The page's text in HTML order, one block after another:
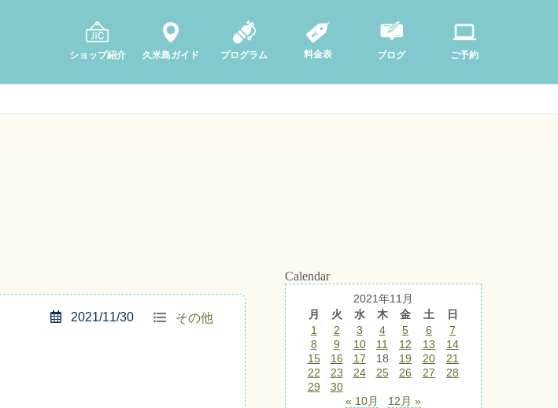
ショップ紹介 久米島ガイド プログラム 料金表 ブログ ご予約
その他
2021/11/30
Calendar
2021年11月
月
火 水 木 金 土
日
1
2 3 4 5 6
7
8
9 10 11 12 13
14
15
16 17 18 19 20
21
22
23 24 25 26 27
28
29
30
« 10月
12月 »